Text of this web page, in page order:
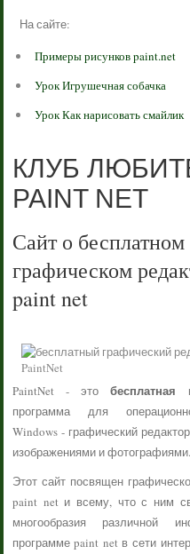
На сайте:
Примеры рисунков paint.net
Урок Игрушечная собачка
Урок Как нарисовать смайлик
КЛУБ
PAINT NET
Сайт о бесплатном
графическом
paint net
PaintNet - этобесплатная
программа для
Windows - графический
изображениями и фотографиями.
Этот сайт посвящен
paint net и всему, что с ним
многообразия различной
программе paint net в сети